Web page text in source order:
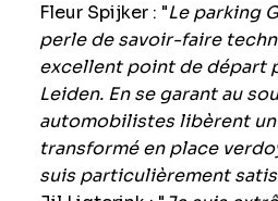
Fleur Spijker : "Le parking
perle de savoir-faire
excellent point de départ
Leiden. En se garant au
automobilistes libèrent un
transformé en place
suis particulièrement